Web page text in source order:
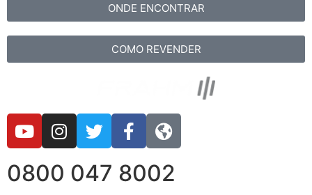
ONDE ENCONTRAR
COMO REVENDER
0800 047 8002